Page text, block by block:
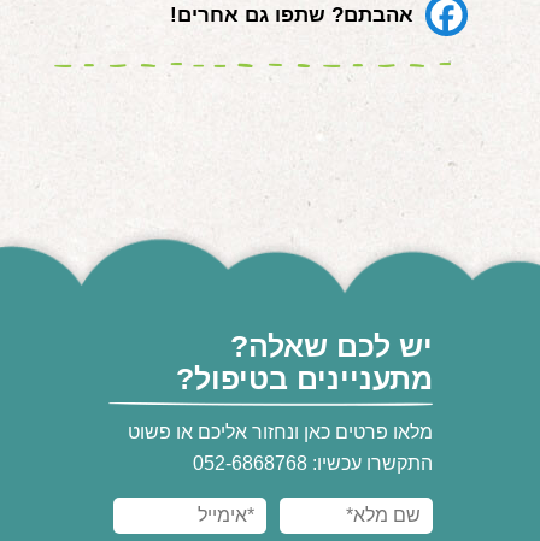
אהבתם? שתפו גם אחרים!
יש לכם שאלה?
מתעניינים בטיפול?
מלאו פרטים כאן ונחזור אליכם או פשוט
התקשרו עכשיו: 052-6868768